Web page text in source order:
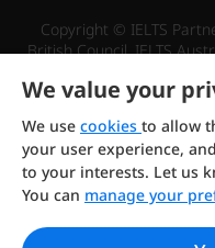
Copyright © IELTS
British Council, IELTS
Investors
Terms of
We value your
We usecookiesto allow
your user experience,
to your interests. Let us
You can manage your